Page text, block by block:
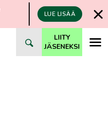
LUE LISÄÄ
LIITY
JÄSENEKSI